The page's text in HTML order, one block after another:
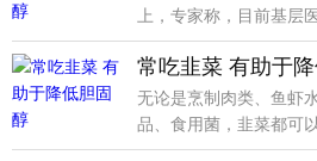
上，专家称，目前基层
仍存在许
常吃韭菜 有助于
无论是烹制肉类、鱼虾
品、食用菌，韭菜都可
极大地提高菜肴